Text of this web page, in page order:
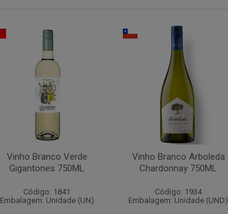
Vinho Branco Verde
Gigantones 750ML
Código: 1841
Embalagem: Unidade (UN)
Vinho Branco Arboleda
Chardonnay 750ML
Código: 1934
Embalagem: Unidade (UND)